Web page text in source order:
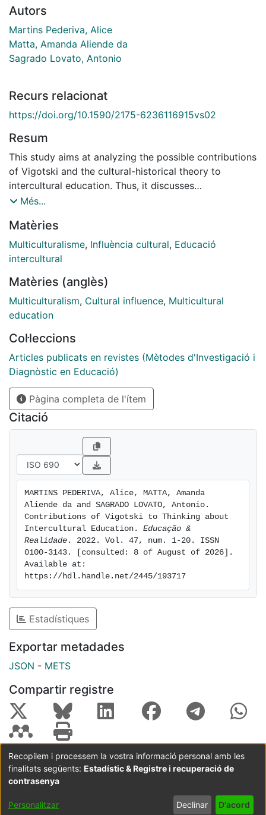
Autors
Martins Pederiva, Alice
Matta, Amanda Aliende da
Sagrado Lovato, Antonio
Recurs relacionat
https://doi.org/10.1590/2175-6236116915vs02
Resum
This study aims at analyzing the possible contributions
of Vigotski and the cultural-historical theory to
intercultural education. Thus, it discusses
interculturality, based on contributions from cultural
Then, it presents concepts of cultural-historical theory
that contribute to the consideration of practical
possibilities for intercultural education. Finally, it
contexts in order to exemplify how the discussed
concepts can be turned into practice. Hence, it seeks
to understand experiences of interculturality in the
method proposed by Vigotski.
Més...
Matèries
Multiculturalisme, Influència cultural, Educació
intercultural
Matèries (anglès)
Multiculturalism, Cultural influence, Multicultural
education
Col·leccions
Articles publicats en revistes (Mètodes d'Investigació i
Diagnòstic en Educació)
Pàgina completa de l'ítem
Citació
MARTINS PEDERIVA, Alice, MATTA, Amanda
Aliende da and SAGRADO LOVATO, Antonio.
Contributions of Vigotski to Thinking about
Intercultural Education. Educação &
Realidade . 2022. Vol. 47, num. 1-20. ISSN
0100-3143. [consulted: 8 of August of 2026].
Available at:
https://hdl.handle.net/2445/193717
Estadístiques
Exportar metadades
JSON - METS
Compartir registre
Coordinació:CRAI UB Avís legal
Metadades
subjectes a:
Configuració
de cookies
privadesa
Recopilem i processem la vostra informació personal amb les
finalitats següents: Estadístic & Registre i recuperació de
contrasenya
Personalitzar Declinar D'acord